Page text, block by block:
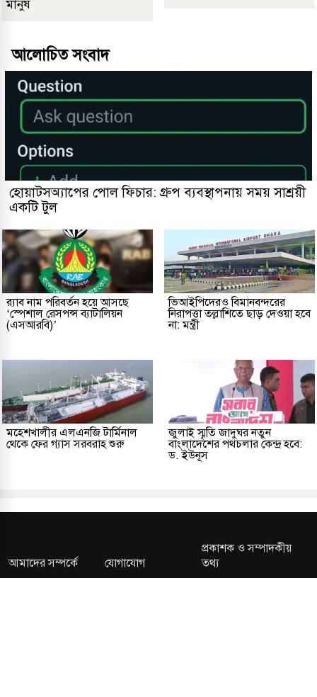
মানুষ
আলোচিত সংবাদ
হোয়াটসঅ্যাপের পোল ফিচার: গ্রুপ ব্যবস্থাপনায় সময় সাশ্রয়ী
একটি টুল
র‌্যাব নাম পরিবর্তন হয়ে আসছে
‘স্পেশাল রেসপন্স ব্যাটালিয়ন
(এসআরবি)’
ভিআইপিদেরও বিমানবন্দরের
নিরাপত্তা তল্লাশিতে ছাড় দেওয়া হবে
না: মন্ত্রী
মহেশখালীর এলএনজি টার্মিনাল
থেকে ফের গ্যাস সরবরাহ শুরু
জুলাই স্মৃতি জাদুঘর নতুন
বাংলাদেশের পথচলার কেন্দ্র হবে:
ড. ইউনূস
আমাদের সম্পর্কে যোগাযোগ
প্রকাশক ও সম্পাদকীয়
তথ্য